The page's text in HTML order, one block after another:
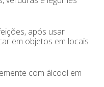
após usar
em objetos em locais
com álcool em